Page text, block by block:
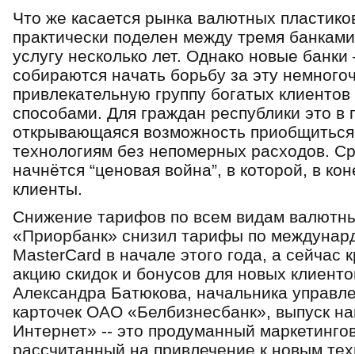
Что же касается рынка валютных
практически поделен между тремя
услугу несколько лет. Однако новые
собираются начать борьбу за эту
привлекательную группу богатых
способами. Для граждан республики это в
открывающаяся возможность
технологиям без непомерных расходов.
начнётся “ценовая война”, в которой, в
клиенты.
Снижение тарифов по всем видам
«Приорбанк» снизил тарифы по
MasterCard в начале этого года, а сейчас
акцию скидок и бонусов для новых
Александра Батюкова, начальника
карточек ОАО «Белбизнесбанк», выпуск
Интернет» -- это продуманный
рассчитанный на привлечение к новым